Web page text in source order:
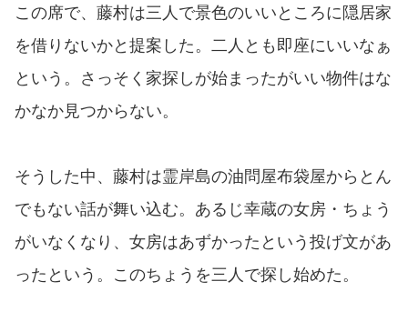
この席で、藤村は三人で景色のいいところに隠居家
を借りないかと提案した。二人とも即座にいいなぁ
という。さっそく家探しが始まったがいい物件はな
かなか見つからない。
そうした中、藤村は霊岸島の油問屋布袋屋からとん
でもない話が舞い込む。あるじ幸蔵の女房・ちょう
がいなくなり、女房はあずかったという投げ文があ
ったという。このちょうを三人で探し始めた。